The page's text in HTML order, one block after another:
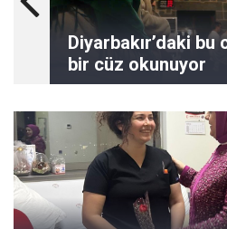
Diyarbakır’daki
bir cüz okunuyor